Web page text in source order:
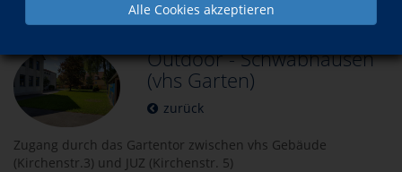
Alle Cookies akzeptieren
Outdoor - Schwabhausen
(vhs Garten)
zurück
Zugang durch das Gartentor zwischen vhs Gebäude
(Kirchenstr.3) und JUZ (Kirchenstr. 5)